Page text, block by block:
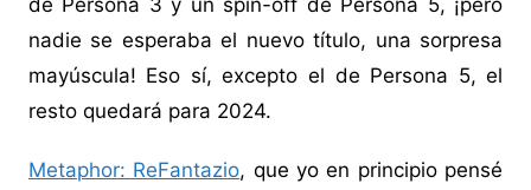
de Persona 3 y un spin-off de Persona 5, ¡pero
nadie se esperaba el nuevo título, una sorpresa
mayúscula! Eso sí, excepto el de Persona 5, el
resto quedará para 2024.
Metaphor: ReFantazio, que yo en principio pensé